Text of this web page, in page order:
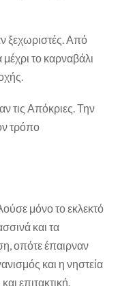
ξεχωριστές. Από
το καρναβάλι
τις Απόκριες. Την
τρόπο
μόνο το εκλεκτό
και τα
οπότε έπαιρναν
και η νηστεία
επιτακτική.